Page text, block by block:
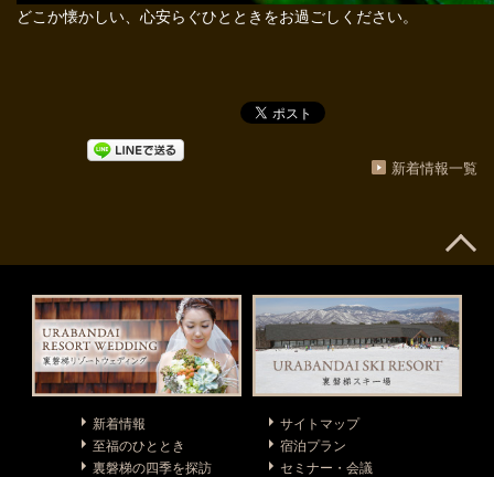
どこか懐かしい、心安らぐひとときをお過ごしください。
新着情報一覧
新着情報
至福のひととき
裏磐梯の四季を探訪
サイトマップ
宿泊プラン
セミナー・会議